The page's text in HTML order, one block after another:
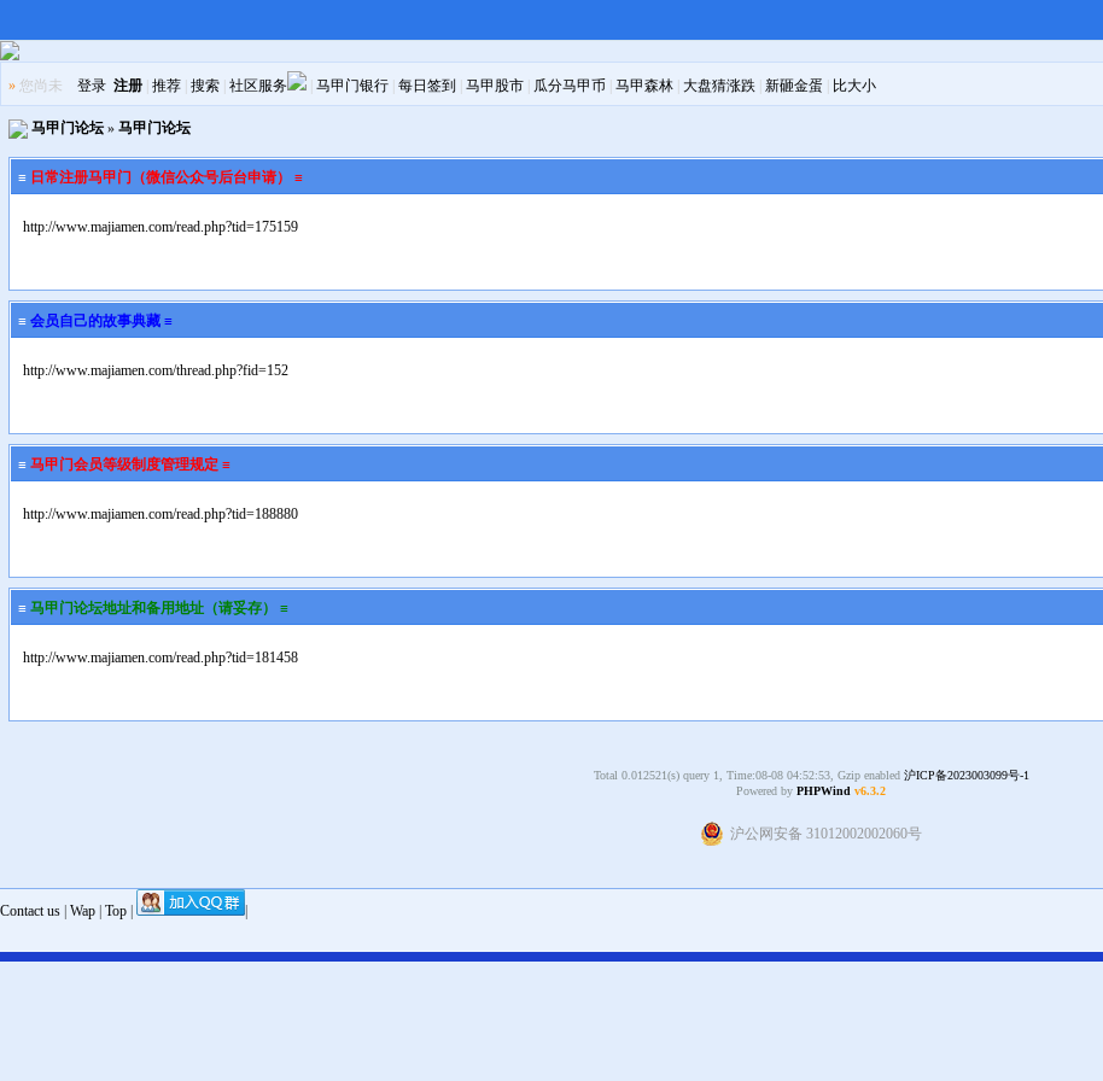
» 您尚未 登录 注册 推荐 搜索 社区服务 马甲门银行 每日签到 马甲股市 瓜分马甲币 马甲森林 大盘猜涨跌 新砸金蛋 比大小
马甲门论坛» 马甲门论坛
≡ 日常注册马甲门（微信公众号后台申请） ≡
http://www.majiamen.com/read.php?tid=175159
≡ 会员自己的故事典藏 ≡
http://www.majiamen.com/thread.php?fid=152
≡ 马甲门会员等级制度管理规定 ≡
http://www.majiamen.com/read.php?tid=188880
≡ 马甲门论坛地址和备用地址（请妥存） ≡
http://www.majiamen.com/read.php?tid=181458
Total 0.012521(s) query 1, Time:08-08 04:52:53, Gzip enabled 沪ICP备2023003099号-1
Powered by PHPWind v6.3.2
沪公网安备 31012002002060号
Contact us Wap Top